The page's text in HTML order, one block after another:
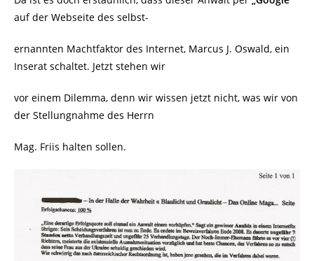
auf der Webseite des selbst-
ernannten Machtfaktor des Internet, Marcus J. Oswald, ein
Inserat schaltet. Jetzt stehen wir
vor einem Dilemma, denn wir wissen jetzt nicht, was wir von
der Stellungnahme des Herrn
Mag. Friis halten sollen.